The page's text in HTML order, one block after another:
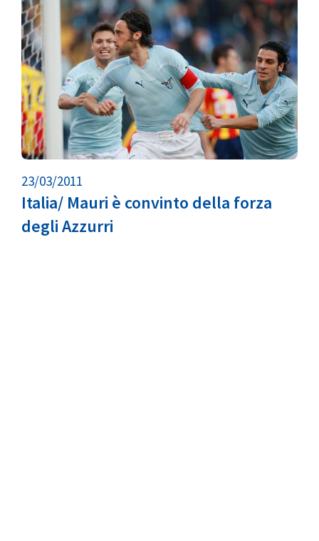
23/03/2011
Italia/ Mauri è convinto della forza
degli Azzurri